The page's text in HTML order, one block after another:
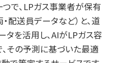
で、LPガス事業者が保有
配送員データなど）と、道
を活用し、AIがLPガス容
その予測に基づいた最適